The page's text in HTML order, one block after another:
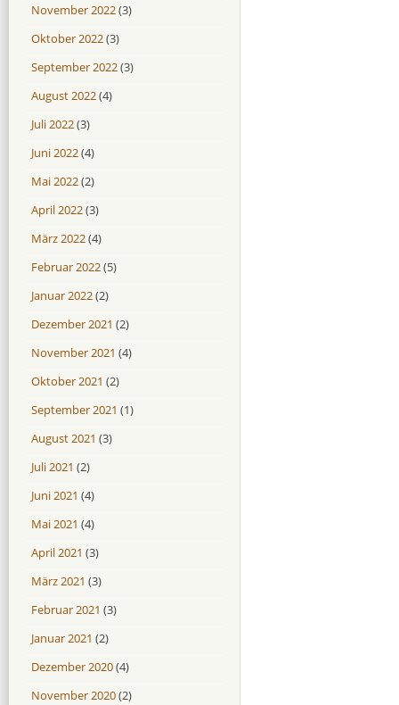
November 2022(3)
Oktober 2022(3)
September 2022(3)
August 2022(4)
Juli 2022(3)
Juni 2022(4)
Mai 2022(2)
April 2022(3)
März 2022(4)
Februar 2022(5)
Januar 2022(2)
Dezember 2021 (2)
November 2021 (4)
Oktober 2021 (2)
September 2021 (1)
August 2021 (3)
Juli 2021 (2)
Juni 2021 (4)
Mai 2021 (4)
April 2021 (3)
März 2021 (3)
Februar 2021 (3)
Januar 2021 (2)
Dezember 2020(4)
November 2020(2)